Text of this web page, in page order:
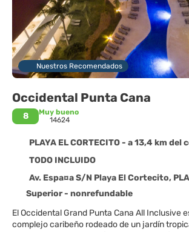
Nuestros Recomendados
Occidental Punta Cana
8
Muy bueno
14624
PLAYA EL CORTECITO - a 13,4 km del
TODO INCLUIDO
Av. Espa¤a S/N Playa El Cortecito, PLAYA EL
Superior - nonrefundable
El Occidental Grand Punta Cana All Inclusive
complejo caribeño rodeado de un jardín